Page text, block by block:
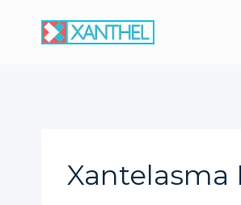
Xantelasma